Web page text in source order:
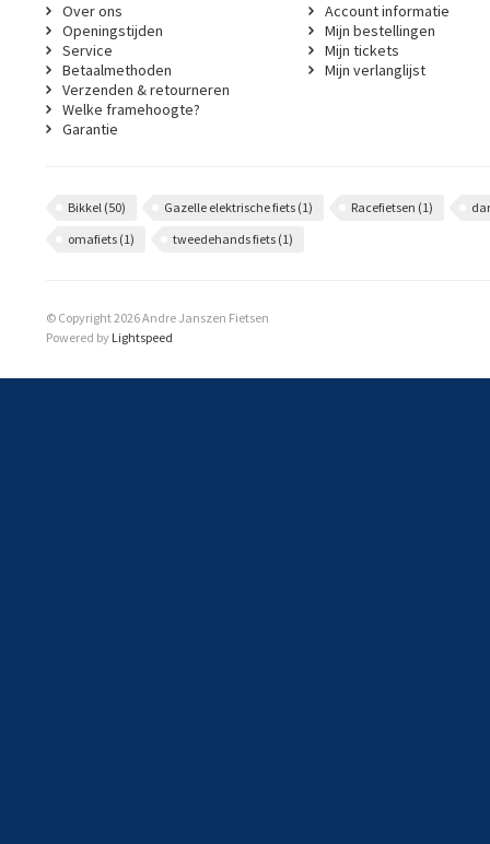
Over ons
Openingstijden
Service
Betaalmethoden
Verzenden & retourneren
Welke framehoogte?
Garantie
Account informatie
Mijn bestellingen
Mijn tickets
Mijn verlanglijst
Bikkel (50) Gazelle elektrische fiets (1) Racefietsen (1)
omafiets (1) tweedehands fiets (1)
© Copyright 2026 Andre Janszen Fietsen
Powered by Lightspeed